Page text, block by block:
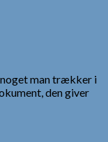
noget man trækker i
den giver